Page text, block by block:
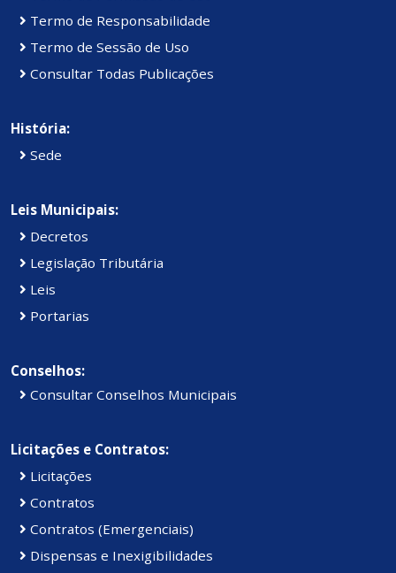
Termo de Responsabilidade
Termo de Sessão de Uso
Consultar Todas Publicações
História:
Sede
Leis Municipais:
Decretos
Legislação Tributária
Leis
Portarias
Conselhos:
Consultar Conselhos Municipais
Licitações e Contratos:
Licitações
Contratos
Contratos (Emergenciais)
Dispensas e Inexigibilidades